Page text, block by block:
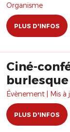
Organisme
PLUS D'INFOS
Ciné-
Évènement | Mis à
PLUS D'INFOS